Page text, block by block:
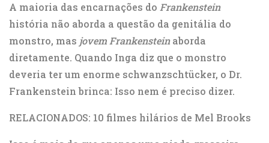
A maioria das encarnações do Frankenstein
história não aborda a questão da genitália do
monstro, mas jovem Frankensteinaborda
diretamente. Quando Inga diz que o monstro
deveria ter um enorme schwanzschtücker, o Dr.
Frankenstein brinca: Isso nem é preciso dizer.
RELACIONADOS: 10 filmes hilários de Mel Brooks